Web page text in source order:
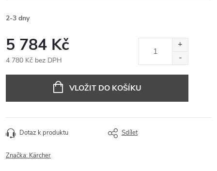
2-3 dny
5 784 Kč
4 780 Kč bez DPH
VLOŽIT DO KOŠÍKU
Dotaz k produktu Sdílet
Značka: Kärcher